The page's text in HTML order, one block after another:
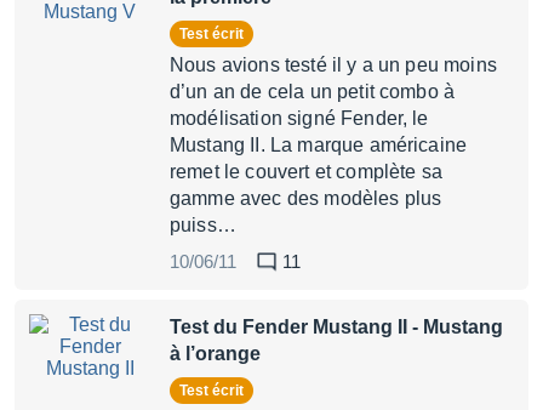
Test écrit
Nous avions testé il y a un peu moins
d’un an de cela un petit combo à
modélisation signé Fender, le
Mustang II. La marque américaine
remet le couvert et complète sa
gamme avec des modèles plus
puiss…
10/06/11
11
Test du Fender Mustang II
- Mustang
à l’orange
Test écrit